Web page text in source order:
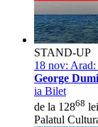
STAND-UP
18 nov: Arad:
George
ia Bilet
de la 12868 lei
Palatul